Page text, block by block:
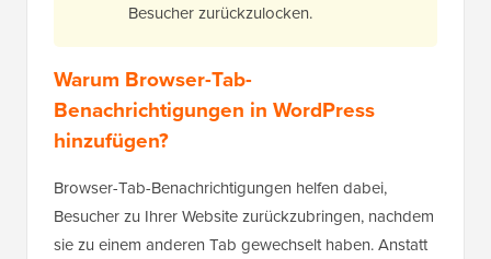
Besucher zurückzulocken.
Warum Browser-Tab-
Benachrichtigungen in WordPress
hinzufügen?
Browser-Tab-Benachrichtigungen helfen dabei,
Besucher zu Ihrer Website zurückzubringen, nachdem
sie zu einem anderen Tab gewechselt haben. Anstatt